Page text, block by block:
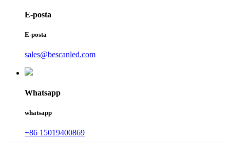
E-posta
E-posta
sales@bescanled.com
Whatsapp
whatsapp
+86 15019400869